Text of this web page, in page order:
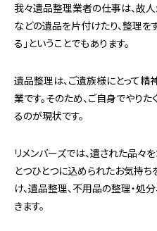
我々遺品整理業者の仕事は、故
などの遺品を片付けたり、整理を
る」ということでもあります。
遺品整理は、ご遺族様にとって
業です。そのため、ご自身でやりた
るのが現状です。
リメンバーズでは、遺された品々
とつひとつに込められたお気持
け、遺品整理、不用品の整理・処
きます。